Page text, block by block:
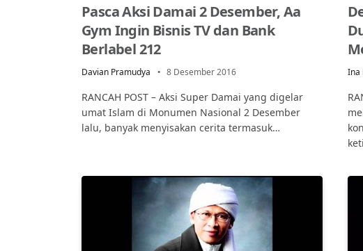
Pasca Aksi Damai 2 Desember, Aa
Gym Ingin Bisnis TV dan Bank
Berlabel 212
Davian Pramudya 8 Desember 2016
RANCAH POST – Aksi Super Damai yang digelar
umat Islam di Monumen Nasional 2 Desember
lalu, banyak menyisakan cerita termasuk…
Ina